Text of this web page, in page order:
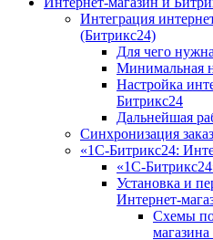
Интеграция
(Битрикс24)
Для чего
Минимальная
Настройка
Битрикс24
Дальнейшая
Синхронизация
«1С-Битрикс24:
«1С-
Установка и
Интернет-
Схемы